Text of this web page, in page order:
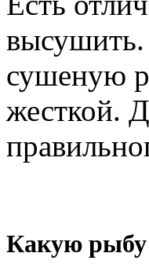
высушить.
сушеную
жесткой.
Какую рыбу